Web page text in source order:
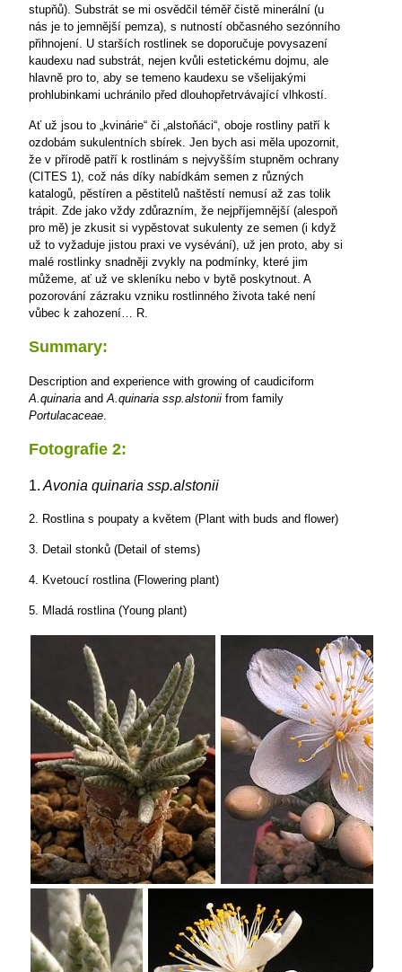
stupňů). Substrát se mi osvědčil téměř čistě minerální (u
nás je to jemnější pemza), s nutností občasného sezónního
přihnojení. U starších rostlinek se doporučuje povysazení
kaudexu nad substrát, nejen kvůli estetickému dojmu, ale
hlavně pro to, aby se temeno kaudexu se všelijakými
prohlubinkami uchránilo před dlouhopřetrvávající vlhkostí.
Ať už jsou to „kvinárie“ či „alstoňáci“, oboje rostliny patří k
ozdobám sukulentních sbírek. Jen bych asi měla upozornit,
že v přírodě patří k rostlinám s nejvyšším stupněm ochrany
(CITES 1), což nás díky nabídkám semen z různých
katalogů, pěstíren a pěstitelů naštěstí nemusí až zas tolik
trápit. Zde jako vždy zdůrazním, že nejpříjemnější (alespoň
pro mě) je zkusit si vypěstovat sukulenty ze semen (i když
už to vyžaduje jistou praxi ve vysévání), už jen proto, aby si
malé rostlinky snadněji zvykly na podmínky, které jim
můžeme, ať už ve skleníku nebo v bytě poskytnout. A
pozorování zázraku vzniku rostlinného života také není
vůbec k zahození… R.
Summary:
Description and experience with growing of caudiciform
A.quinaria andA.quinaria ssp.alstonii from family
Portulacaceae.
Fotografie 2:
1. Avonia quinaria ssp.alstonii
2. Rostlina s poupaty a květem (Plant with buds and flower)
3. Detail stonků (Detail of stems)
4. Kvetoucí rostlina (Flowering plant)
5. Mladá rostlina (Young plant)